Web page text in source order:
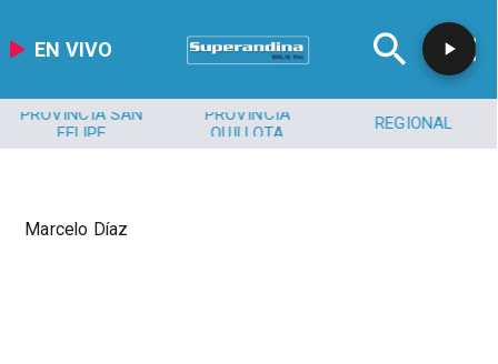
EN VIVO
PROVINCIA SAN
FELIPE
PROVINCIA
QUILLOTA
REGIONAL
Marcelo Díaz